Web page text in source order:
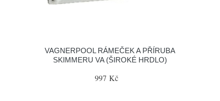
VAGNERPOOL RÁMEČEK A PŘÍRUBA
SKIMMERU VA (ŠIROKÉ HRDLO)
997 Kč